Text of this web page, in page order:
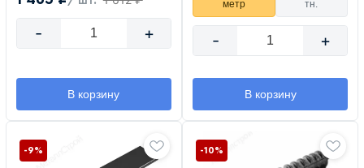
- +
В корзину
метр тн.
- +
В корзину
-9% -10%